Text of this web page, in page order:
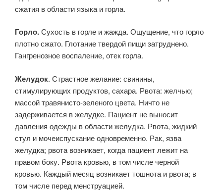
сжатия в области языка и горла.
Горло.Сухость в горле и жажда. Ощущение, что горло
плотно сжато. Глотание твердой пищи затруднено.
Гангренозное воспаление, отек горла.
Желудок. Страстное желание: свинины,
стимулирующих продуктов, сахара. Рвота: желчью;
массой травянисто-зеленого цвета. Ничто не
задерживается в желудке. Пациент не выносит
давления одежды в области желудка. Рвота, жидкий
стул и мочеиспускание одновременно. Рак, язва
желудка; рвота возникает, когда пациент лежит на
правом боку. Рвота кровью, в том числе черной
кровью. Каждый месяц возникает тошнота и рвота; в
том числе перед менструацией.